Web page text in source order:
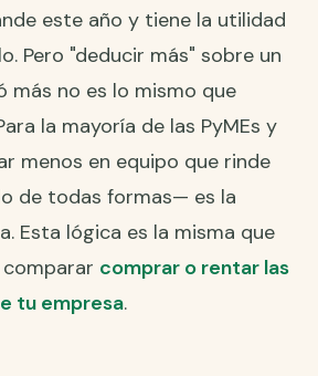
este año y tiene la utilidad
Pero "deducir más" sobre un
más no es lo mismo que
la mayoría de las PyMEs y
menos en equipo que rinde
de todas formas— es la
Esta lógica es la misma que
comprar o rentar las
tu empresa.